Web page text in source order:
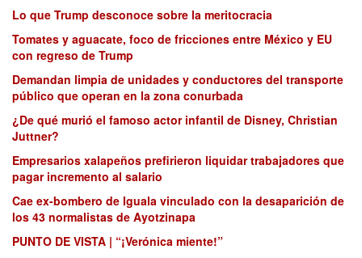
Lo que Trump desconoce sobre la meritocracia
Tomates y aguacate, foco de fricciones entre México y EU
con regreso de Trump
Demandan limpia de unidades y conductores del transporte
público que operan en la zona conurbada
¿De qué murió el famoso actor infantil de Disney, Christian
Juttner?
Empresarios xalapeños prefirieron liquidar trabajadores que
pagar incremento al salario
Cae ex-bombero de Iguala vinculado con la desaparición de
los 43 normalistas de Ayotzinapa
PUNTO DE VISTA | “¡Verónica miente!”